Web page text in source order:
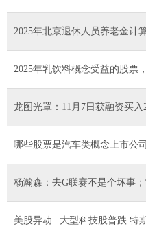
2025年北京退休人员养老金计
2025年乳饮料概念受益的股票
龙图光罩：11月7日获融资买入
哪些股票是汽车类概念上市公
杨瀚森：去G联赛不是个坏事
美股异动 | 大型科技股普跌 特